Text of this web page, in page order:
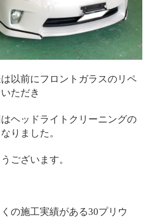
以前にフロントガラスのリペ
ただき
ヘッドライトクリーニングの
りました。
ございます。
の施工実績がある30プリウ